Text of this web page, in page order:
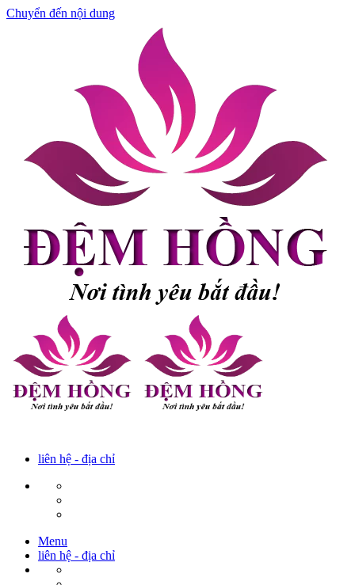
Chuyển đến nội dung
liên hệ - địa chỉ
Menu
liên hệ - địa chỉ